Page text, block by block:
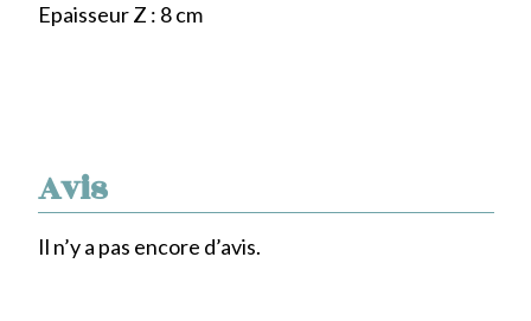
Avis
Il n’y a pas encore d’avis.
Epaisseur Z : 8 cm